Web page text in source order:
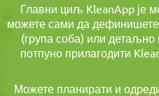
Главни циљ KleanApp је
можете сами да дефинишете
(група соба) или
потпуно прилагодити
Можете планирати и